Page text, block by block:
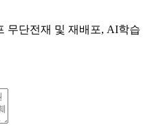
무단전재 및 재배포, AI학습